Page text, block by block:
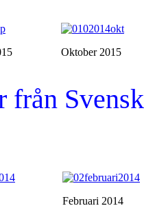
Oktober 2015
från
Februari 2014